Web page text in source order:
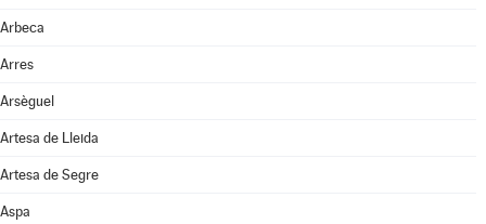
Arbeca
Arres
Arsèguel
Artesa de Lleida
Artesa de Segre
Aspa